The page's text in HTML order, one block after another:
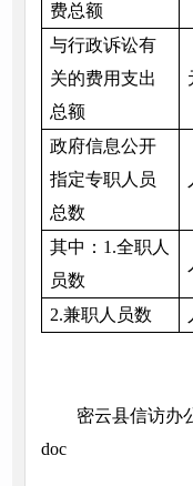
费总额
与行政诉讼有
关的费用支出
总额
政府信息公开
指定专职人员
总数
其中：1.全职人
员数
2.兼职人员数
密云县信访办
doc